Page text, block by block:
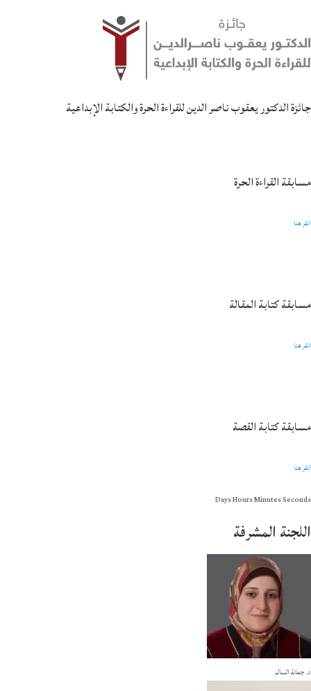
جائزة الدكتور يعقوب ناصر الدين للقراءة الحرة والكتابة الإبداعية
مسابقة القراءة الحرة
انقر هنا
مسابقة كتابة المقالة
انقر هنا
مسابقة كتابة القصة
انقر هنا
Days Hours Minutes Seconds
اللجنة المشرفة
د. جمانة السالم